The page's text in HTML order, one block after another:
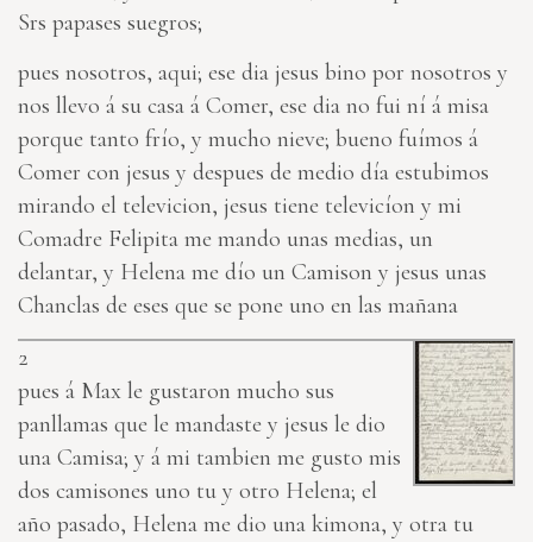
Srs papases suegros;
pues nosotros, aqui; ese dia jesus bino por nosotros y
nos llevo á su casa á Comer, ese dia no fui ní á misa
porque tanto frío, y mucho nieve; bueno fuímos á
Comer con jesus y despues de medio día estubimos
mirando el televicion, jesus tiene televicíon y mi
Comadre Felipita me mando unas medias, un
delantar, y Helena me dío un Camison y jesus unas
Chanclas de eses que se pone uno en las mañana
2
pues á Max le gustaron mucho sus
panllamas que le mandaste y jesus le dio
una Camisa; y á mi tambien me gusto mis
dos camisones uno tu y otro Helena; el
año pasado, Helena me dio una kimona, y otra tu